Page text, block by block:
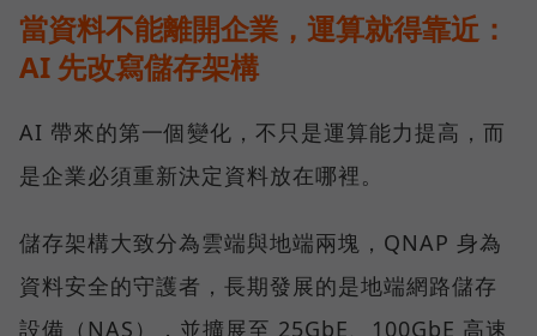
當資料不能離開企業，運算就得靠近：
AI 先改寫儲存架構
AI 帶來的第一個變化，不只是運算能力提高，而
是企業必須重新決定資料放在哪裡。
儲存架構大致分為雲端與地端兩塊，QNAP 身為
資料安全的守護者，長期發展的是地端網路儲存
設備（NAS），並擴展至 25GbE、100GbE 高速